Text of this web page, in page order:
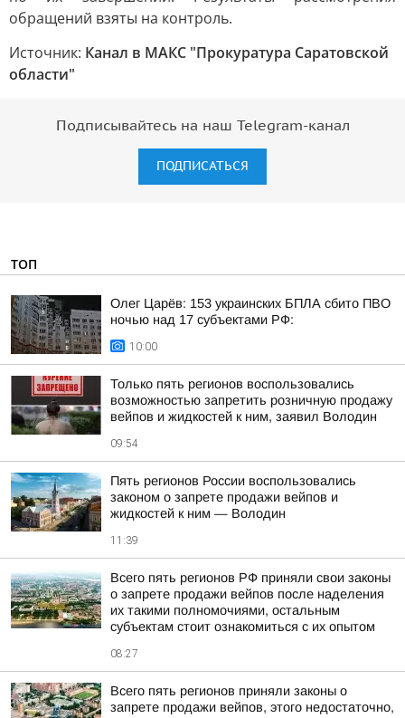
обращений взяты на контроль.
Источник: Канал в МАКС "Прокуратура Саратовской
области"
Подписывайтесь на наш Telegram-канал
ПОДПИСАТЬСЯ
ТОП
Олег Царёв: 153 украинских БПЛА сбито ПВО
ночью над 17 субъектами РФ:
10:00
Только пять регионов воспользовались
возможностью запретить розничную продажу
вейпов и жидкостей к ним, заявил Володин
09:54
Пять регионов России воспользовались
законом о запрете продажи вейпов и
жидкостей к ним — Володин
11:39
Всего пять регионов РФ приняли свои законы
о запрете продажи вейпов после наделения
их такими полномочиями, остальным
субъектам стоит ознакомиться с их опытом
08:27
Всего пять регионов приняли законы о
запрете продажи вейпов, этого недостаточно,